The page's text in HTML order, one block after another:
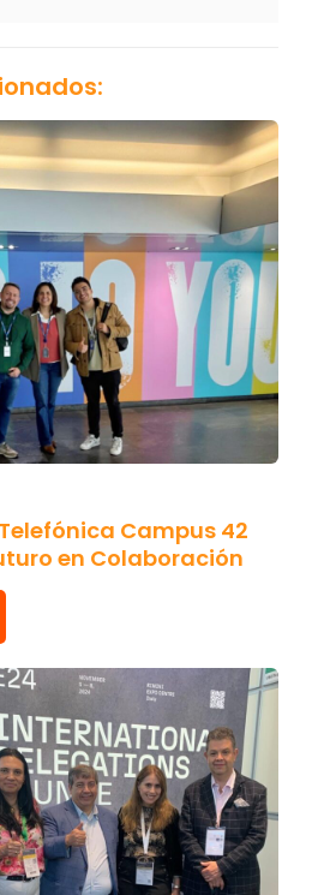
Campus 42
en Colaboración